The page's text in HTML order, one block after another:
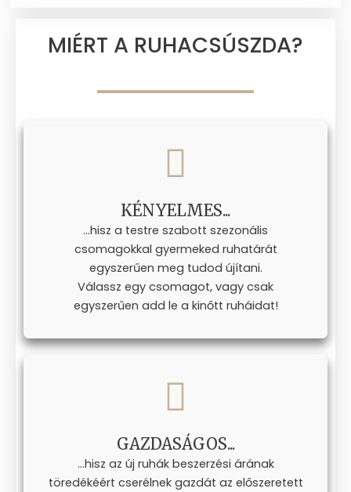
MIÉRT A RUHACSÚSZDA?
KÉNYELMES...
...hisz a testre szabott szezonális
csomagokkal gyermeked ruhatárát
egyszerűen meg tudod újítani.
Válassz egy csomagot, vagy csak
egyszerűen add le a kinőtt ruháidat!
GAZDASÁGOS...
...hisz az új ruhák beszerzési árának
töredékéért cserélnek gazdát az előszeretett